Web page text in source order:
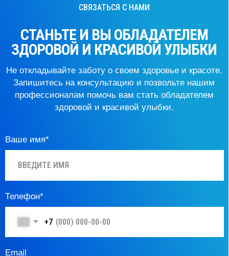
Давайте дружить
Рейтинг на Яндекс
Юридическая информация
ООО «АйсДентика»
лицензия на медицинскую деятельность
от 14 апреля 2025 г. № Л041−01137−77/02116877
© 2025 АйссДентика. Все права защищены.